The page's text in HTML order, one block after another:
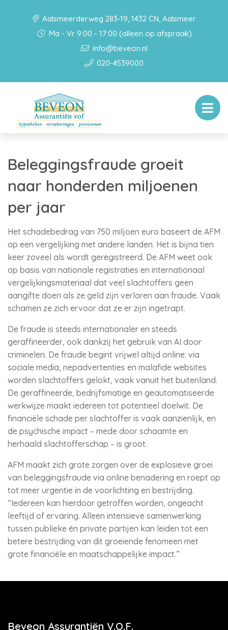
Aalsmeerderweg 283-19, 1432 CN, Aalsmeer
Ma - Vr 9:00 - 17:00 (alleen op afspraak)
info@beveon.nl
020-4539000
Beleggingsfraude groeit
naar honderden miljoenen
per jaar
Het schadebedrag van 750 miljoen euro baseert de AFM
op een vergelijking met andere landen. Het is bijna tien
keer zoveel als wordt geregistreerd. De AFM weet ook
op basis van nationale registraties en internationaal
vergelijkingsmateriaal dat veel slachtoffers geen
aangifte doen als ze geld zijn verloren aan fraude. Vaak
schamen ze zich ervoor dat ze er zijn ingetrapt.
De fraude is steeds internationaler en steeds
geraffineerder, ook dankzij het gebruik van AI door
criminelen. De fraude begint vrijwel altijd online: via
sociale media, nepadvertenties en malafide websites
worden slachtoffers gelokt, vaak vanuit het buitenland.
De geraffineerde, bedrijfsmatige en geautomatiseerde
werkwijze maakt iedereen tot potentieel doelwit. De
financiële schade per slachtoffer is vaak aanzienlijk, en
de psychische impact – mede door schaamte en
herhaald slachtofferschap – is groot.
AFM maakt zich grote zorgen over de explosieve groei
van beleggingsfraude via online benadering en roept op
tot meer urgentie in de voorlichting en bestrijding.
“Iedereen kan hierdoor getroffen worden, ongeacht
leeftijd of ervaring. Alleen intensieve samenwerking
tussen publieke én private partijen kan leiden tot een
betere bestrijding van dit groeiende fenomeen met
grote financiële en maatschappelijke impact.”
Beveon Assurantiën V.O.F.